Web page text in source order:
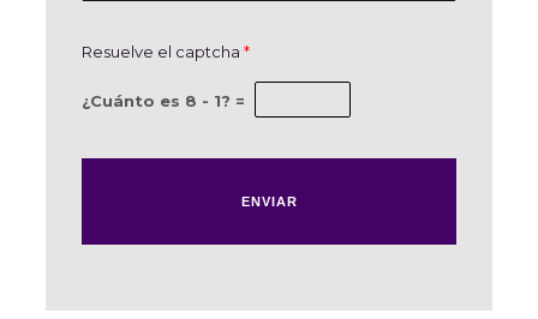
Resuelve el captcha *
¿Cuánto es 8 - 1? =